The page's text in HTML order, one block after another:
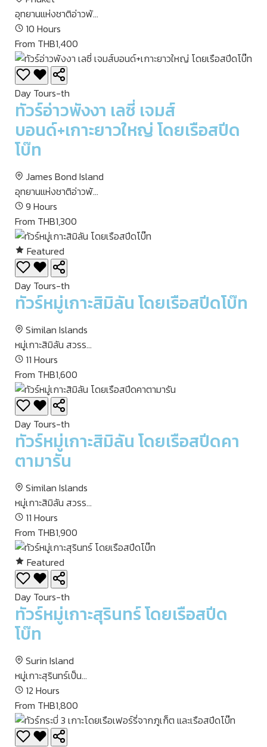
อุทยานแห่งชาติอ่าวพั...
10 Hours
From THB1,400
Day Tours-th
ทัวร์อ่าวพังงา เลซี่ เจมส์
บอนด์+เกาะยาวใหญ่ โดยเรือสปีด
โบ๊ท
James Bond Island
อุทยานแห่งชาติอ่าวพั...
9 Hours
From THB1,300
Featured
Day Tours-th
ทัวร์หมู่เกาะสิมิลัน โดยเรือสปีดโบ๊ท
Similan Islands
หมู่เกาะสิมิลัน สวรร...
11 Hours
From THB1,600
Day Tours-th
ทัวร์หมู่เกาะสิมิลัน โดยเรือสปีดคา
ตามารัน
Similan Islands
หมู่เกาะสิมิลัน สวรร...
11 Hours
From THB1,900
Featured
Day Tours-th
ทัวร์หมู่เกาะสุรินทร์ โดยเรือสปีด
โบ๊ท
Surin Island
หมู่เกาะสุรินทร์เป็น...
12 Hours
From THB1,800